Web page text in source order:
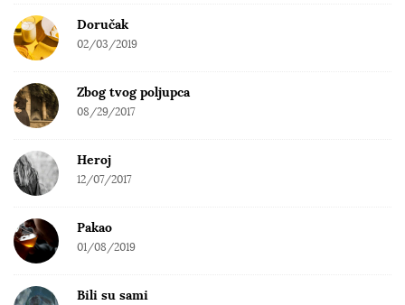
r
Doručak
02/03/2019
Zbog tvog poljupca
08/29/2017
Heroj
12/07/2017
Pakao
01/08/2019
Bili su sami